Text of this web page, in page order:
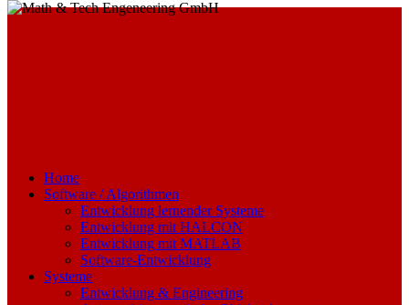
Home
Software / Algorithmen
Entwicklung lernender Systeme
Entwicklung mit HALCON
Entwicklung mit MATLAB
Software-Entwicklung
Systeme
Entwicklung & Engineering